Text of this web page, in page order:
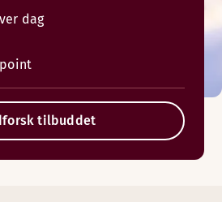
dag
tilbuddet